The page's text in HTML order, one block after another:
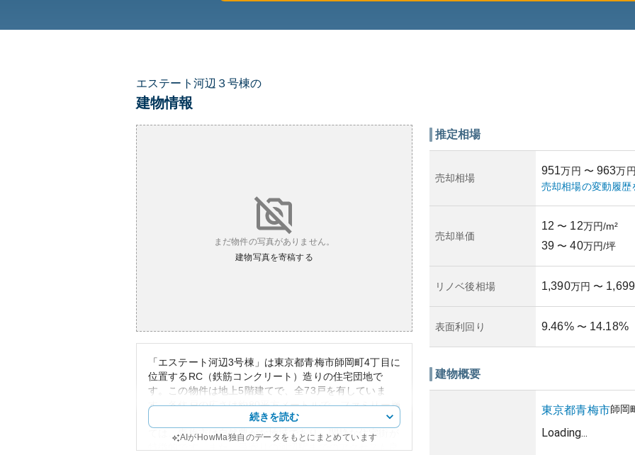
エステート河辺３号棟の
建物情報
まだ物件の写真がありません。
建物写真を寄稿する
「エステート河辺3号棟」は東京都青梅市師岡町4丁目に
位置するRC（鉄筋コンクリート）造りの住宅団地で
す。この物件は地上5階建てで、全73戸を有していま
す。各住戸の広さは約80平方メートルで、ファミリー層
向けの広々とした空間を提供しています。周辺環境とし
ては、青梅市は自然豊かな地域であり、閑静な住宅街が
続きを読む
AIがHowMa独自のデータをもとにまとめています
推定相場
売却相場
951万円 〜 963万
売却相場の変動履歴
売却単価
12 〜 12万円/m²
39 〜 40万円/坪
リノベ後相場 1,390万円 〜 1,699
表面利回り 9.46% 〜 14.18%
建物概要
東京都青梅市師岡
Loading...